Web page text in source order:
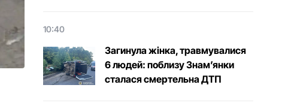
10:40
Загинула жінка, травмувалися
6 людей: поблизу Знам’янки
сталася смертельна ДТП